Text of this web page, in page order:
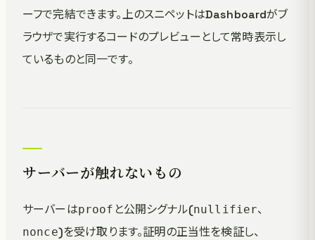
ーフで完結できます。上のスニペットはDashboardがブ
ラウザで実行するコードのプレビューとして常時表示し
ているものと同一です。
サーバーが触れないもの
サーバーはproof と公開シグナル(nullifier、
nonce)を受け取ります。証明の正当性を検証し、